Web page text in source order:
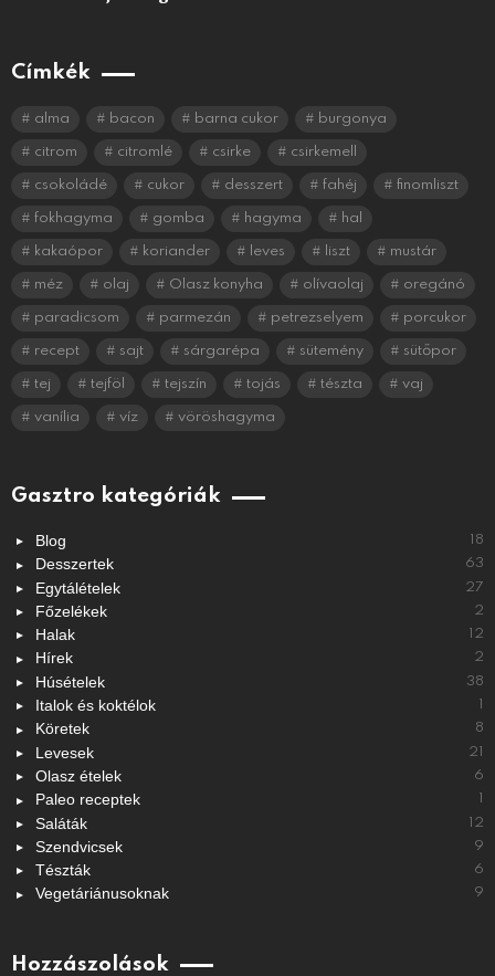
Címkék
alma bacon barna cukor burgonya
citrom citromlé csirke csirkemell
csokoládé cukor desszert fahéj finomliszt
fokhagyma gomba hagyma hal
kakaópor koriander leves liszt mustár
méz olaj Olasz konyha olívaolaj oregánó
paradicsom parmezán petrezselyem porcukor
recept sajt sárgarépa sütemény sütőpor
tej tejföl tejszín tojás tészta vaj
vanília víz vöröshagyma
Gasztro kategóriák
Blog 18
Desszertek 63
Egytálételek 27
Főzelékek 2
Halak 12
Hírek 2
Húsételek 38
Italok és koktélok
Köretek 8
Levesek 21
Olasz ételek 6
Paleo receptek
Saláták 12
Szendvicsek 9
Tészták 6
Vegetáriánusoknak 9
Hozzászolások